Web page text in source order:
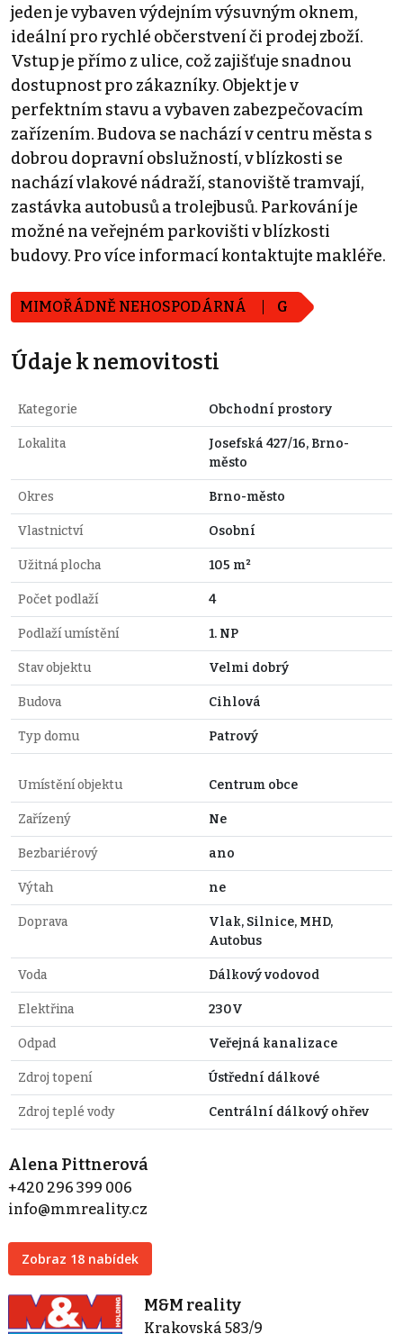
jeden je vybaven výdejním výsuvným oknem,
ideální pro rychlé občerstvení či prodej zboží.
Vstup je přímo z ulice, což zajišťuje snadnou
dostupnost pro zákazníky. Objekt je v
perfektním stavu a vybaven zabezpečovacím
zařízením. Budova se nachází v centru města s
dobrou dopravní obslužností, v blízkosti se
nachází vlakové nádraží, stanoviště tramvají,
zastávka autobusů a trolejbusů. Parkování je
možné na veřejném parkovišti v blízkosti
budovy. Pro více informací kontaktujte makléře.
MIMOŘÁDNĚ NEHOSPODÁRNÁ G
Údaje k nemovitosti
Kategorie Obchodní prostory
Lokalita
Josefská 427/16, Brno-
město
Okres Brno-město
Vlastnictví Osobní
Užitná plocha 105 m²
Počet podlaží 4
Podlaží umístění 1. NP
Stav objektu Velmi dobrý
Budova Cihlová
Typ domu Patrový
Umístění objektu Centrum obce
Zařízený Ne
Bezbariérový ano
Výtah ne
Doprava
Vlak, Silnice, MHD,
Autobus
Voda Dálkový vodovod
Elektřina 230V
Odpad Veřejná kanalizace
Zdroj topení Ústřední dálkové
Zdroj teplé vody Centrální dálkový ohřev
Alena Pittnerová
+420 296 399 006
info@mmreality.cz
Zobraz 18 nabídek
M&M reality
Krakovská 583/9